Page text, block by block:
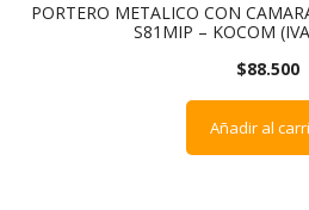
PORTERO METALICO CON
S81MIP – KOCOM
$88.500
Añadir al